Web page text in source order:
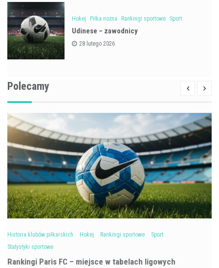
Hokej Piłka nożna Rankingi sportowe Sport
Udinese – zawodnicy
28 lutego 2026
Polecamy
Historia klubów piłkarskich Hokej Rankingi sportowe
Sport
Statystyki sportowe
Rankingi Paris FC – miejsce w tabelach ligowych